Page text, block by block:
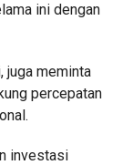
ini dengan
juga meminta
percepatan
investasi